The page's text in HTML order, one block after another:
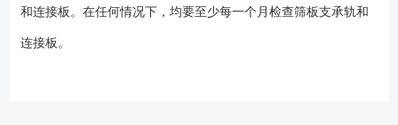
和连接板。在任何情况下，均要至少每一个月检查筛板支承轨和
连接板。